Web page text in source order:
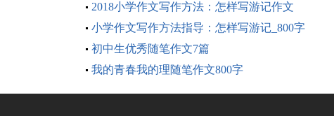
2018小学作文写作方法：怎样写游记作文
小学作文写作方法指导：怎样写游记_800字
初中生优秀随笔作文7篇
我的青春我的理随笔作文800字